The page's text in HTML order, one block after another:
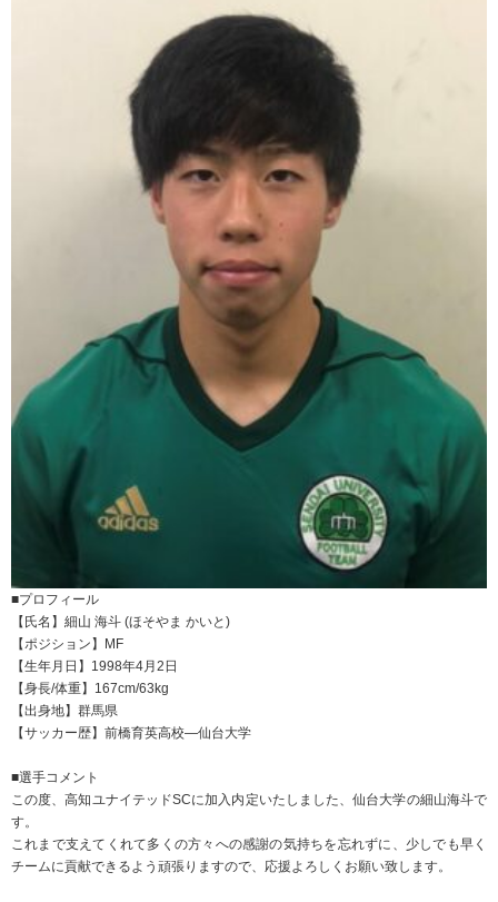
■プロフィール
【氏名】細山 海斗 (ほそやま かいと)
【ポジション】MF
【生年月日】1998年4月2日
【身長/体重】167cm/63kg
【出身地】群馬県
【サッカー歴】前橋育英高校―仙台大学
■選手コメント
この度、高知ユナイテッドSCに加入内定いたしました、仙台大学の細山海斗で
す。
これまで支えてくれて多くの方々への感謝の気持ちを忘れずに、少しでも早く
チームに貢献できるよう頑張りますので、応援よろしくお願い致します。